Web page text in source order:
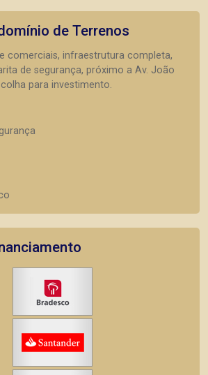
de Terrenos
comerciais, infraestrutura completa,
de segurança, próximo a Av. João
para investimento.